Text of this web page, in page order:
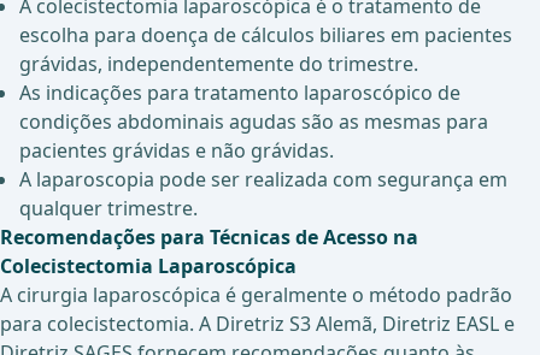
A colecistectomia laparoscópica é o tratamento de
escolha para doença de cálculos biliares em pacientes
grávidas, independentemente do trimestre.
As indicações para tratamento laparoscópico de
condições abdominais agudas são as mesmas para
pacientes grávidas e não grávidas.
A laparoscopia pode ser realizada com segurança em
qualquer trimestre.
Recomendações para Técnicas de Acesso na
Colecistectomia Laparoscópica
A cirurgia laparoscópica é geralmente o método padrão
para colecistectomia. A Diretriz S3 Alemã, Diretriz EASL e